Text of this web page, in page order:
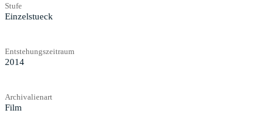
Stufe
Einzelstueck
Entstehungszeitraum
2014
Archivalienart
Film